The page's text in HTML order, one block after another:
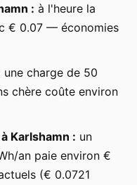
: à l'heure la
€ 0.07 — économies
une charge de 50
chère coûte environ
Karlshamn : un
an paie environ €
(€ 0.0721